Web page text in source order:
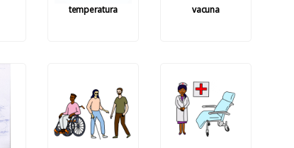
temperatura vacuna